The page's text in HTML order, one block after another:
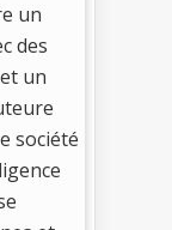
un
des
un
société